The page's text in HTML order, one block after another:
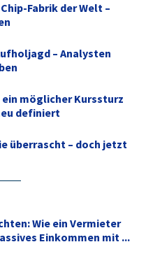
Fabrik der Welt –
– Analysten
ein möglicher Kurssturz
definiert
überrascht – doch jetzt
Wie ein Vermieter
Einkommen mit ...